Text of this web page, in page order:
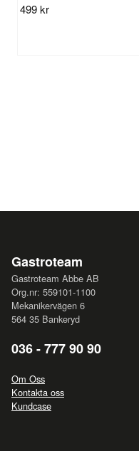
499 kr
Gastroteam
Gastroteam Abbe AB
Org.nr: 559101-1100
Mekanikervägen 6
564 35 Bankeryd
036 - 777 90 90
Om Oss
Kontakta oss
Kundcase